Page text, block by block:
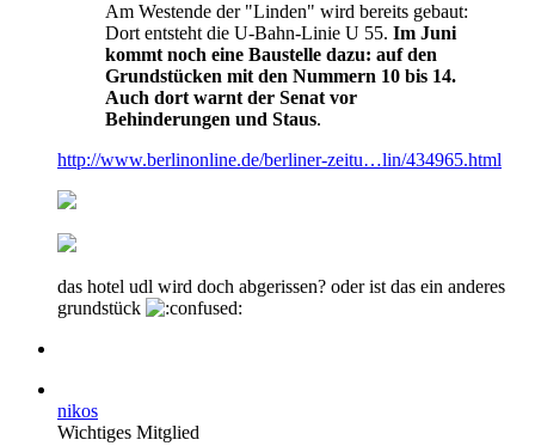
Am Westende der "Linden" wird bereits gebaut:
Dort entsteht die U-Bahn-Linie U 55. Im Juni
kommt noch eine Baustelle dazu: auf den
Grundstücken mit den Nummern 10 bis 14.
Auch dort warnt der Senat vor
Behinderungen und Staus.
http://www.berlinonline.de/berliner-zeitu…lin/434965.html
das hotel udl wird doch abgerissen? oder ist das ein anderes
grundstück
nikos
Wichtiges Mitglied